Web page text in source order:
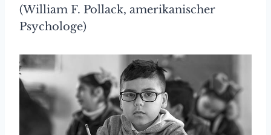
(William F. Pollack, amerikanischer
Psychologe)